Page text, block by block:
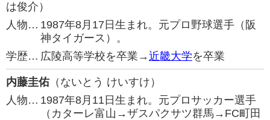
は俊介）
人物… 1987年8月17日生まれ。元プロ野球選手（阪
神タイガース）。
学歴… 広陵高等学校を卒業→近畿大学を卒業
内藤圭佑 （ないとう けいすけ）
人物… 1987年8月11日生まれ。元プロサッカー選手
（カターレ富山→ザスパクサツ群馬→FC町田